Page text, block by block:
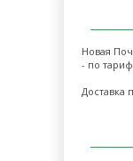
Новая
- по
Доставка